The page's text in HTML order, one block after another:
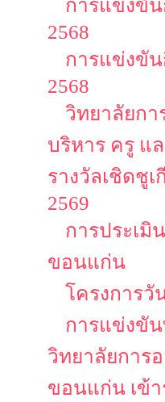
การแข่งขัน
2568
การแข่งขัน
2568
วิทยาลัยก
บริหาร ครู แ
รางวัลเชิดชู
2569
การประเมิ
ขอนแก่น
โครงการวั
การแข่งขั
วิทยาลัยการ
ขอนแก่น เข้